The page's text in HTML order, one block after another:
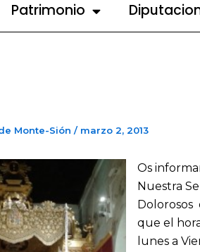
Patrimonio
Monte-Sión / marzo 2, 2013
Os
Nuestra
Dolorosos
que el
lunes a